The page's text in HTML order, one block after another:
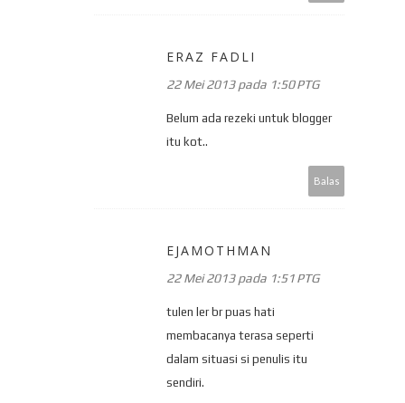
ERAZ FADLI
22 Mei 2013 pada 1:50 PTG
Belum ada rezeki untuk blogger
itu kot..
Balas
EJAMOTHMAN
22 Mei 2013 pada 1:51 PTG
tulen ler br puas hati
membacanya terasa seperti
dalam situasi si penulis itu
sendiri.